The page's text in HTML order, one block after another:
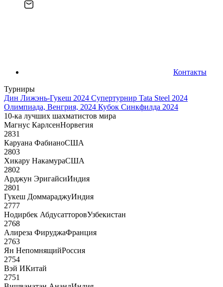
Контакты
Турниры
Дин Лижэнь-Гукеш 2024 Супертурнир Tata Steel 2024
Олимпиада, Венгрия, 2024 Кубок Синкфилда 2024
10-ка лучших шахматистов мира
Магнус КарлсенНорвегия
2831
Каруана ФабианоСША
2803
Хикару НакамураСША
2802
Арджун ЭригайсиИндия
2801
Гукеш ДоммараджуИндия
2777
Нодирбек АбдусатторовУзбекистан
2768
Алиреза ФируджаФранция
2763
Ян НепомнящийРоссия
2754
Вэй ИКитай
2751